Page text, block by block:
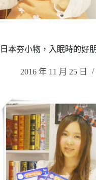
日本夯小物，入眠時的好
2016 年 11 月 25 日